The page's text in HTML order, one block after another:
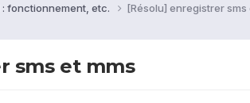
fonctionnement, etc. [Résolu] enregistrer sms
sms et mms